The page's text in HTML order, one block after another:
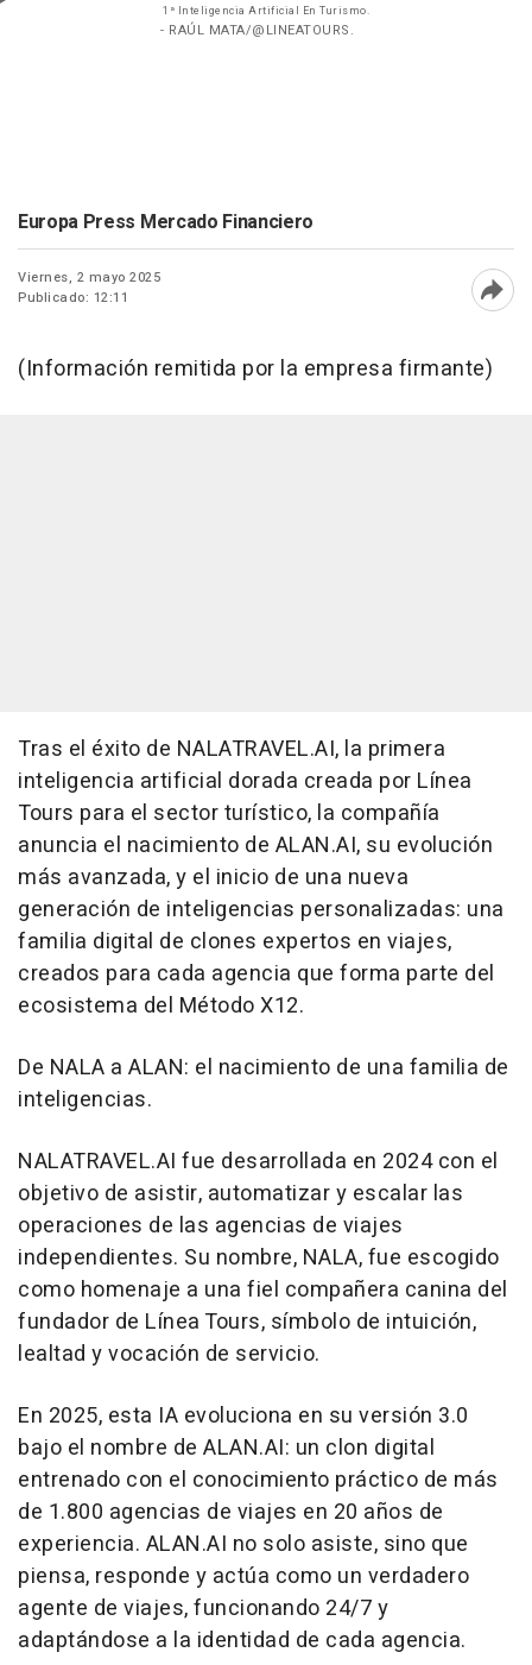
1ª Inteligencia Artificial En Turismo.
- RAÚL MATA/@LINEATOURS.
Europa Press Mercado Financiero
Viernes, 2 mayo 2025
Publicado: 12:11
(Información remitida por la empresa firmante)
Tras el éxito de NALATRAVEL.AI, la primera
inteligencia artificial dorada creada por Línea
Tours para el sector turístico, la compañía
anuncia el nacimiento de ALAN.AI, su evolución
más avanzada, y el inicio de una nueva
generación de inteligencias personalizadas: una
familia digital de clones expertos en viajes,
creados para cada agencia que forma parte del
ecosistema del Método X12.
De NALA a ALAN: el nacimiento de una familia de
inteligencias.
NALATRAVEL.AI fue desarrollada en 2024 con el
objetivo de asistir, automatizar y escalar las
operaciones de las agencias de viajes
independientes. Su nombre, NALA, fue escogido
como homenaje a una fiel compañera canina del
fundador de Línea Tours, símbolo de intuición,
lealtad y vocación de servicio.
En 2025, esta IA evoluciona en su versión 3.0
bajo el nombre de ALAN.AI: un clon digital
entrenado con el conocimiento práctico de más
de 1.800 agencias de viajes en 20 años de
experiencia. ALAN.AI no solo asiste, sino que
piensa, responde y actúa como un verdadero
agente de viajes, funcionando 24/7 y
adaptándose a la identidad de cada agencia.